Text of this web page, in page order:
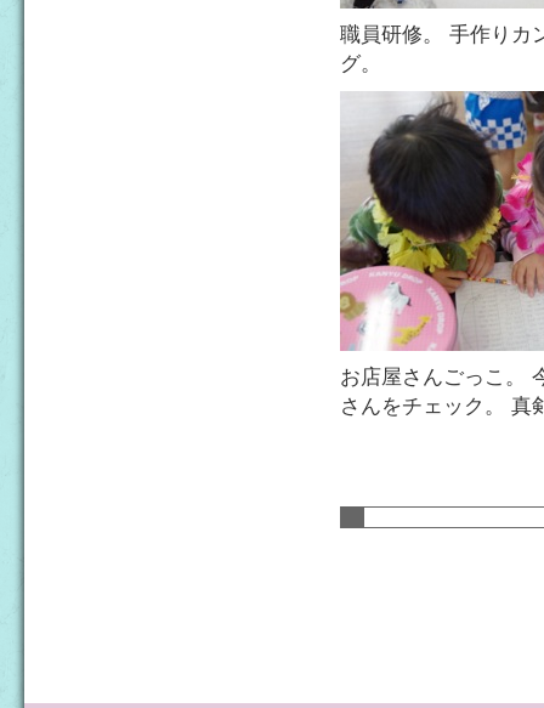
職員研修。 手作りカ
グ。
お店屋さんごっこ。
さんをチェック。